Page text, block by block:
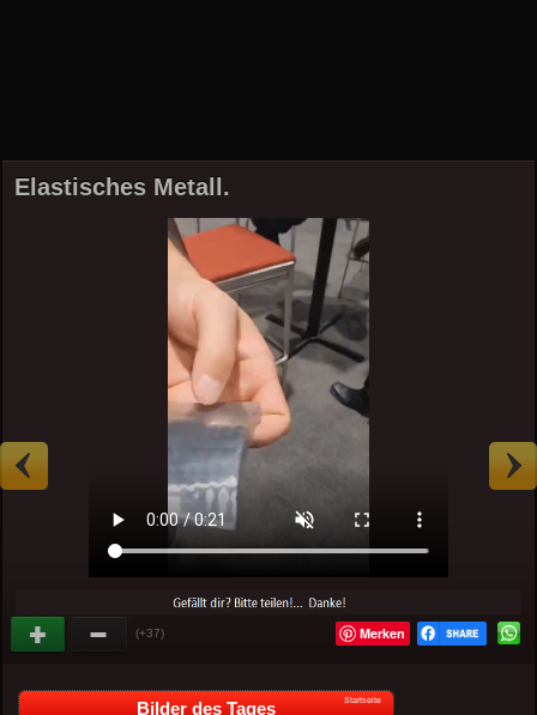
Elastisches Metall.
(+37) Merken
Bilder des Tages Startseite